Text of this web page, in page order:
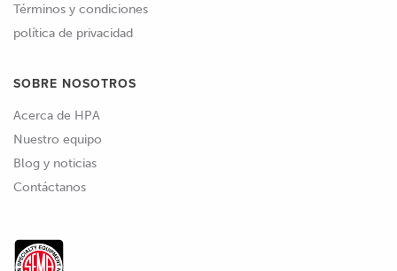
Términos y condiciones
política de privacidad
SOBRE NOSOTROS
Acerca de HPA
Nuestro equipo
Blog y noticias
Contáctanos